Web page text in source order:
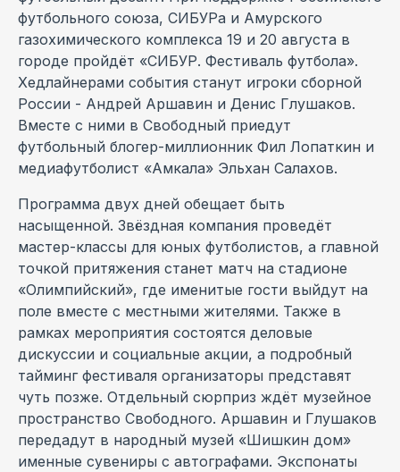
футбольного союза, СИБУРа и Амурского
газохимического комплекса 19 и 20 августа в
городе пройдёт «СИБУР. Фестиваль футбола».
Хедлайнерами события станут игроки сборной
России - Андрей Аршавин и Денис Глушаков.
Вместе с ними в Свободный приедут
футбольный блогер-миллионник Фил Лопаткин и
медиафутболист «Амкала» Эльхан Салахов.
Программа двух дней обещает быть
насыщенной. Звёздная компания проведёт
мастер-классы для юных футболистов, а главной
точкой притяжения станет матч на стадионе
«Олимпийский», где именитые гости выйдут на
поле вместе с местными жителями. Также в
рамках мероприятия состоятся деловые
дискуссии и социальные акции, а подробный
тайминг фестиваля организаторы представят
чуть позже. Отдельный сюрприз ждёт музейное
пространство Свободного. Аршавин и Глушаков
передадут в народный музей «Шишкин дом»
именные сувениры с автографами. Экспонаты